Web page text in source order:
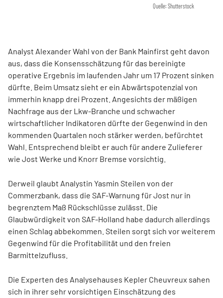
Quelle: Shutterstock
Analyst Alexander Wahl von der Bank Mainfirst geht davon
aus, dass die Konsensschätzung für das bereinigte
operative Ergebnis im laufenden Jahr um 17 Prozent sinken
dürfte. Beim Umsatz sieht er ein Abwärtspotenzial von
immerhin knapp drei Prozent. Angesichts der mäßigen
Nachfrage aus der Lkw-Branche und schwacher
wirtschaftlicher Indikatoren dürfte der Gegenwind in den
kommenden Quartalen noch stärker werden, befürchtet
Wahl. Entsprechend bleibt er auch für andere Zulieferer
wie Jost Werke und Knorr Bremse vorsichtig.
Derweil glaubt Analystin Yasmin Steilen von der
Commerzbank, dass die SAF-Warnung für Jost nur in
begrenztem Maß Rückschlüsse zulässt. Die
Glaubwürdigkeit von SAF-Holland habe dadurch allerdings
einen Schlag abbekommen. Steilen sorgt sich vor weiterem
Gegenwind für die Profitabilität und den freien
Barmittelzufluss.
Die Experten des Analysehauses Kepler Cheuvreux sahen
sich in ihrer sehr vorsichtigen Einschätzung des